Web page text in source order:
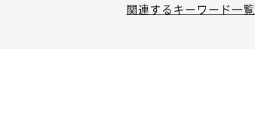
関連するキーワード一覧